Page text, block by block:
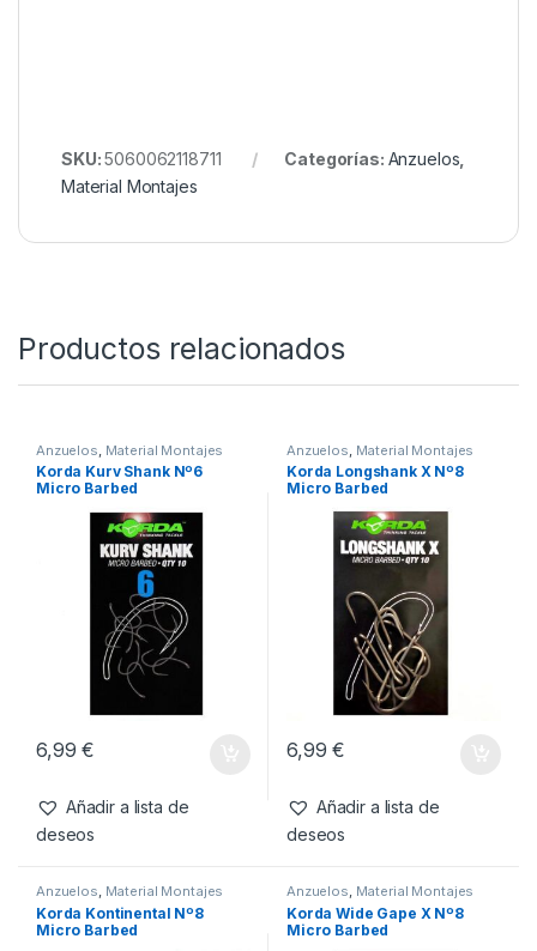
Cuerpo curvo
Microbarba
Asegura más peces enganchados y
SKU: 5060062118711 Categorías:Anzuelos,
Material Montajes
Productos relacionados
Anzuelos
Korda Kurv Shank Nº6
Anzuelos
Korda Longshank X Nº8